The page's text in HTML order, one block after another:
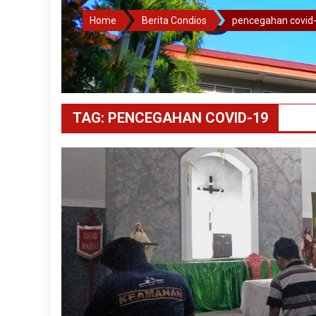
Home Berita Condios pencegahan
TAG: PENCEGAHAN COVID-19